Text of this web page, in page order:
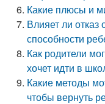
Какие плюсы и
Влияет ли
способности
Как родители
хочет идти в
Какие методы
чтобы вернуть